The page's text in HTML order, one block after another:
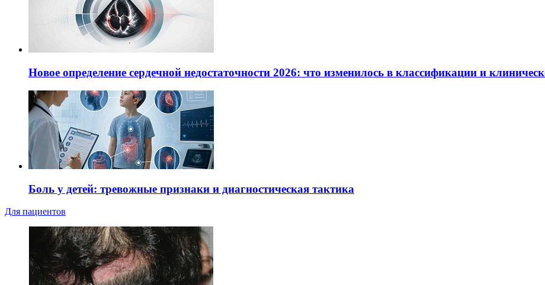
Новое определение сердечной недостаточности 2026: что изменилось в классификации и
Боль у детей: тревожные признаки и диагностическая тактика
Для пациентов